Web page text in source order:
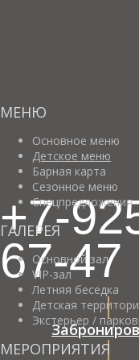
+7-
67-47
МЕНЮ
Основное меню
Детское меню
Барная карта
Сезонное меню
Спецпредложения
ГАЛЕРЕЯ
Основной зал
VIP-зал
Летняя беседка
Детская
Экстерьер /
МЕРОПРИЯТИЯ